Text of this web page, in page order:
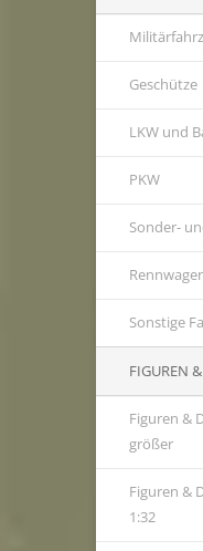
Geschütze
LKW und
PKW
Sonder-
Sonstige
FIGUREN
Figuren &
größer
Figuren &
1:32